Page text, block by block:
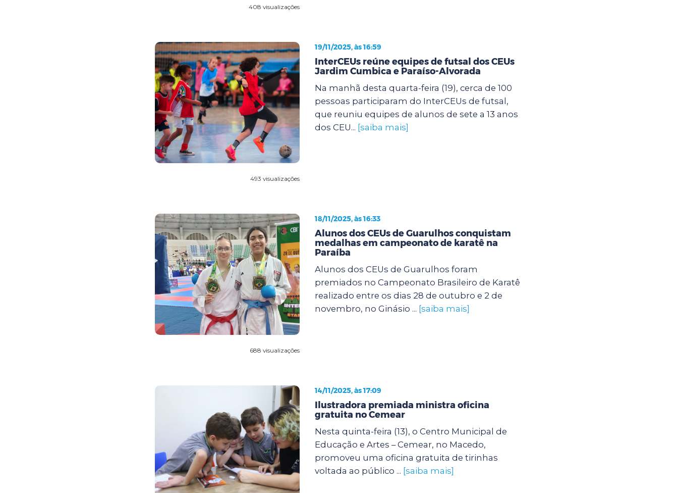
408 visualizações
493 visualizações
19/11/2025, às 16:59
InterCEUs reúne equipes de futsal dos CEUs
Jardim Cumbica e Paraíso-Alvorada
Na manhã desta quarta-feira (19), cerca de 100
pessoas participaram do InterCEUs de futsal,
que reuniu equipes de alunos de sete a 13 anos
dos CEU... [saiba mais]
688 visualizações
18/11/2025, às 16:33
Alunos dos CEUs de Guarulhos conquistam
medalhas em campeonato de karatê na
Paraíba
Alunos dos CEUs de Guarulhos foram
premiados no Campeonato Brasileiro de Karatê
realizado entre os dias 28 de outubro e 2 de
novembro, no Ginásio ... [saiba mais]
14/11/2025, às 17:09
Ilustradora premiada ministra oficina
gratuita no Cemear
Nesta quinta-feira (13), o Centro Municipal de
Educação e Artes – Cemear, no Macedo,
promoveu uma oficina gratuita de tirinhas
voltada ao público ... [saiba mais]